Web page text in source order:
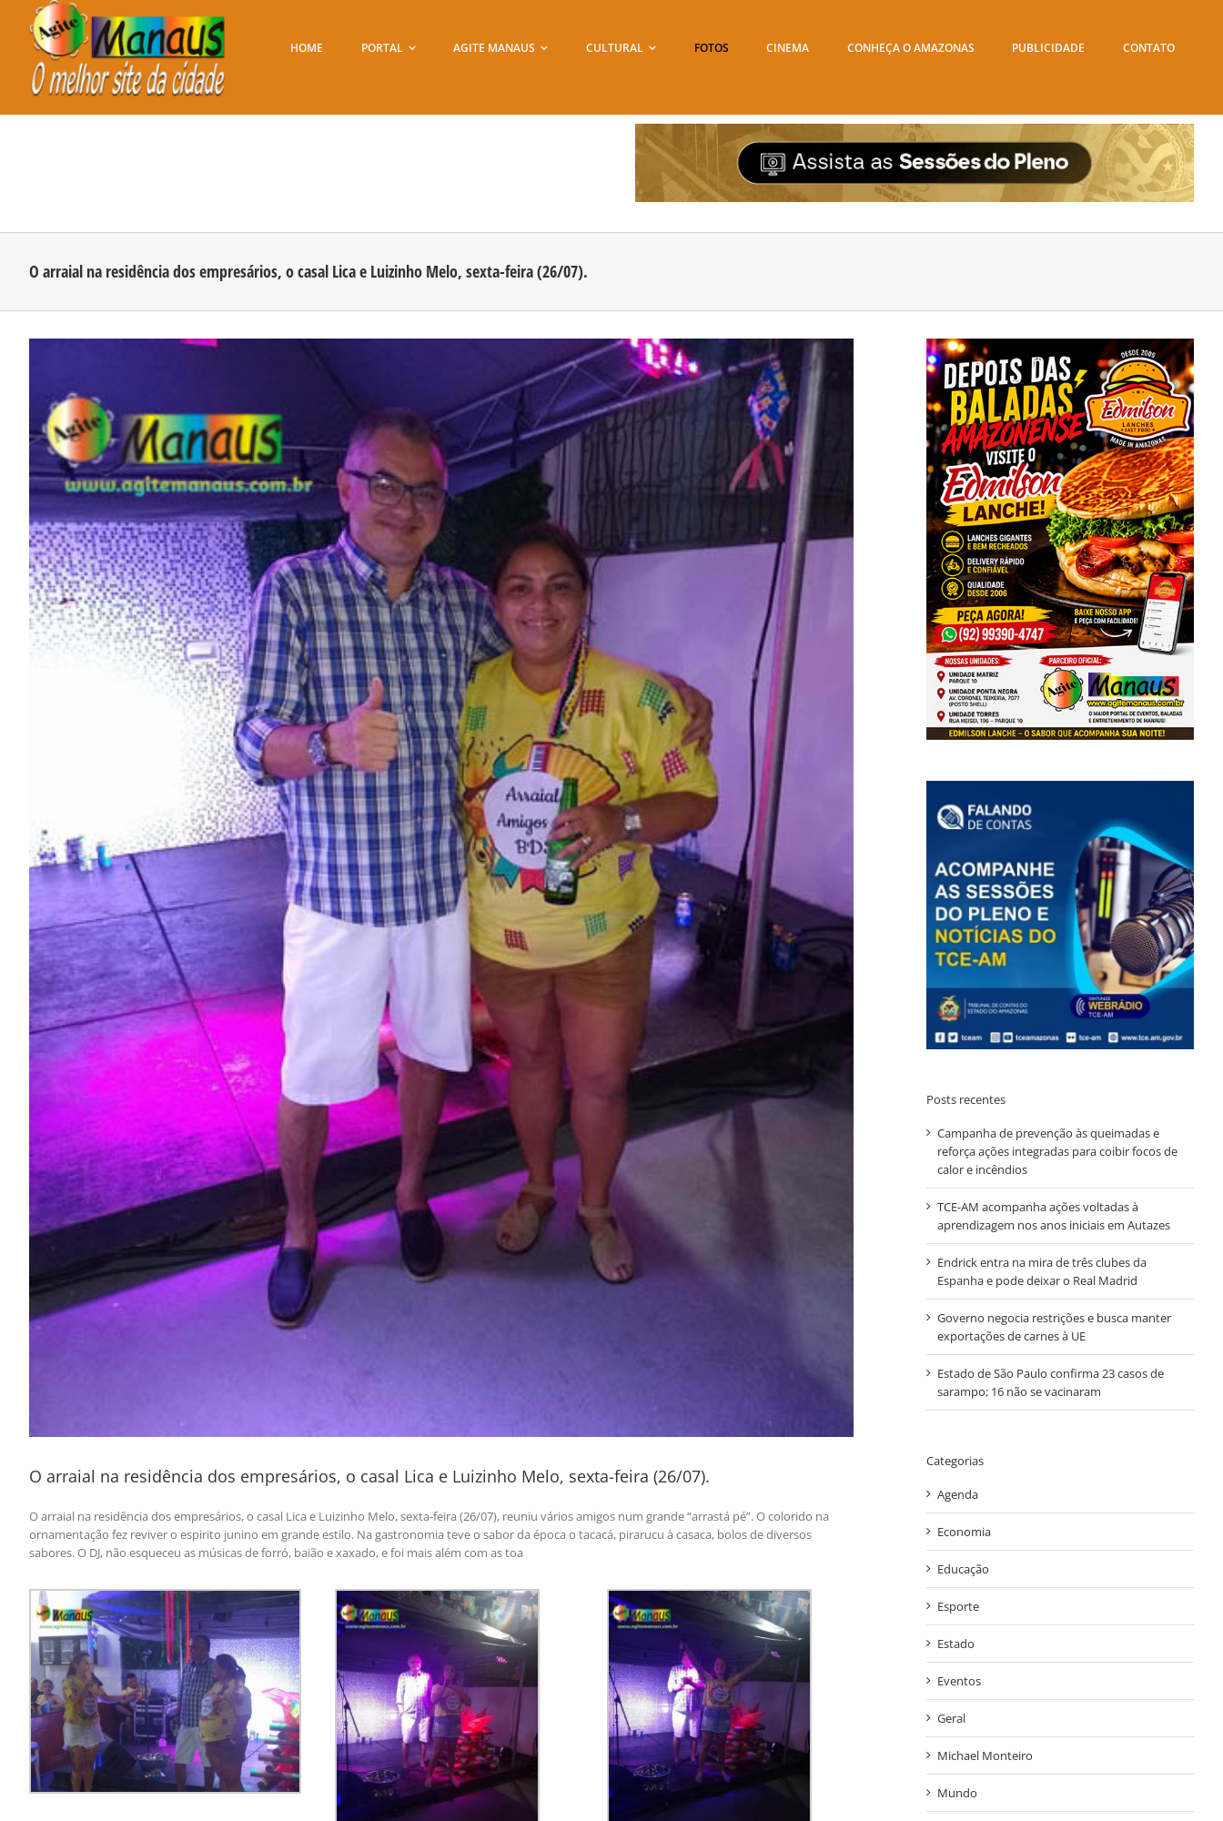
conteúdo
HOME PORTAL AGITE MANAUS CULTURAL FOTOS CINEMA CONHEÇA O AMAZONAS PUBLICIDADE CONTATO
O arraial na residência dos empresários, o casal Lica e Luizinho Melo, sexta-feira (26/07).
O arraial na residência dos empresários, o casal Lica e Luizinho Melo, sexta-feira (26/07).
O arraial na residência dos empresários, o casal Lica e Luizinho Melo, sexta-feira (26/07), reuniu vários amigos num grande “arrastá pé”. O colorido na
ornamentação fez reviver o espirito junino em grande estilo. Na gastronomia teve o sabor da época o tacacá, pirarucu à casaca, bolos de diversos
sabores. O DJ, não esqueceu as músicas de forró, baião e xaxado, e foi mais além com as toa
Posts recentes
Campanha de prevenção às queimadas e
reforça ações integradas para coibir focos de
calor e incêndios
TCE-AM acompanha ações voltadas à
aprendizagem nos anos iniciais em Autazes
Endrick entra na mira de três clubes da
Espanha e pode deixar o Real Madrid
Governo negocia restrições e busca manter
exportações de carnes à UE
Estado de São Paulo confirma 23 casos de
sarampo; 16 não se vacinaram
Categorias
Agenda
Economia
Educação
Esporte
Estado
Eventos
Geral
Michael Monteiro
Mundo